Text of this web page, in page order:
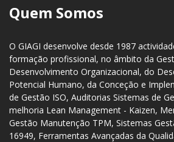
Quem Somos
O GIAGI desenvolve desde 1987
formação profissional, no âmbito da
Desenvolvimento Organizacional, do
Potencial Humano, da Conceção e
de Gestão ISO, Auditorias Sistemas de
melhoria Lean Management - Kaizen,
Gestão Manutenção TPM, Sistemas
16949, Ferramentas Avançadas da